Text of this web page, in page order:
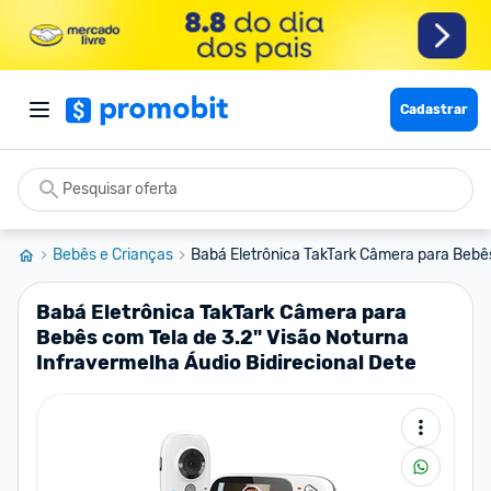
Cadastrar
Bebês e Crianças Babá Eletrônica TakTark Câmera para
Babá Eletrônica TakTark Câmera para
Bebês com Tela de 3.2" Visão Noturna
Infravermelha Áudio Bidirecional Dete